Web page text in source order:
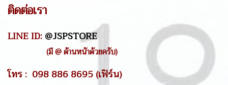
ติดต่อเรา
LINE ID:@JSPSTORE
(มี @ ด้านหน้าด้วยครับ)
โทร : 098 886 8695 (เฟิร์น)